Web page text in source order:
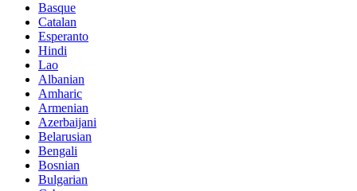
Basque
Catalan
Esperanto
Hindi
Lao
Albanian
Amharic
Armenian
Azerbaijani
Belarusian
Bengali
Bosnian
Bulgarian